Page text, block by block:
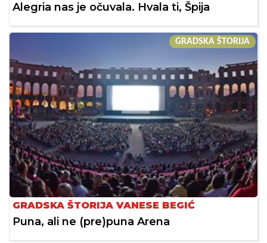
Alegria nas je očuvala. Hvala ti, Špija
GRADSKA ŠTORIJA
GRADSKA ŠTORIJA VANESE BEGIĆ
Puna, ali ne (pre)puna Arena